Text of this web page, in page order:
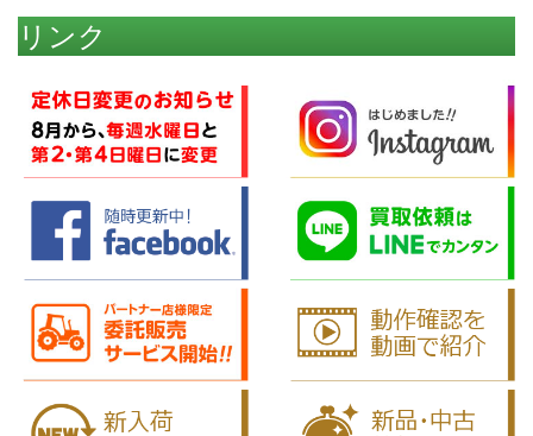
リンク